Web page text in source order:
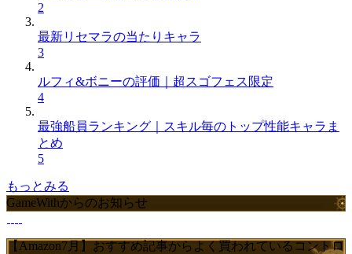
2
最新リセマラの当たりキャラ
3
ルフィ&ボニーの評価｜超スゴフェス限定
4
最強船員ランキング｜スキル毎のトップ性能キャラま
とめ
5
もっとみる
GameWithからのお知らせ
【Amazon7月】おすすめ記事からよく買われているコントロ